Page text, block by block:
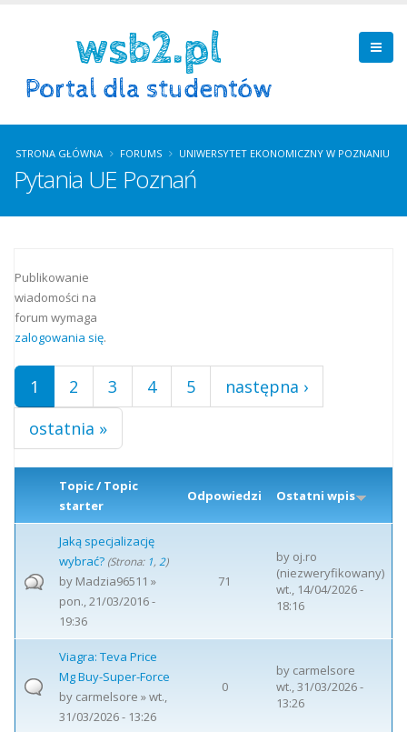
STRONA GŁÓWNA FORUMS UNIWERSYTET EKONOMICZNY W POZNANIU
Pytania UE Poznań
Publikowanie
wiadomości na
forum wymaga
zalogowania się.
Strony
1 2 3 4 5
następna ›
ostatnia »
Topic / Topic
starter
Odpowiedzi Ostatni wpis
Jaką specjalizację
wybrać? (Strona: 1, 2)
by Madzia96511 »
pon., 21/03/2016 -
19:36
71
by oj.ro
(niezweryfikowany)
wt., 14/04/2026 -
18:16
Viagra: Teva Price
Mg Buy-Super-Force
by carmelsore » wt.,
31/03/2026 - 13:26
0
by carmelsore
wt., 31/03/2026 -
13:26